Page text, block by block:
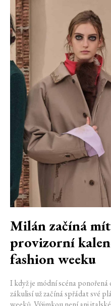
Milán začíná
provizorní
fashion weeku
I když je módní scéna
zákulisí už začíná spřádat své